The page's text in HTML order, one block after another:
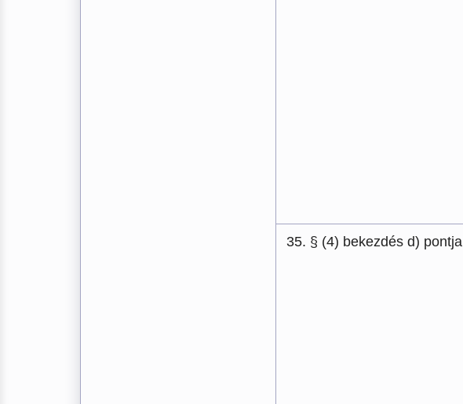
35. § (4) bekezdés d) pontja